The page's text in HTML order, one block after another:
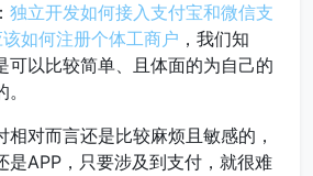
独立开发如何接入支付宝和微信支
如何注册个体工商户 ，我们知
可以比较简单、且体面的为自己的
对而言还是比较麻烦且敏感的，
是APP，只要涉及到支付，就很难